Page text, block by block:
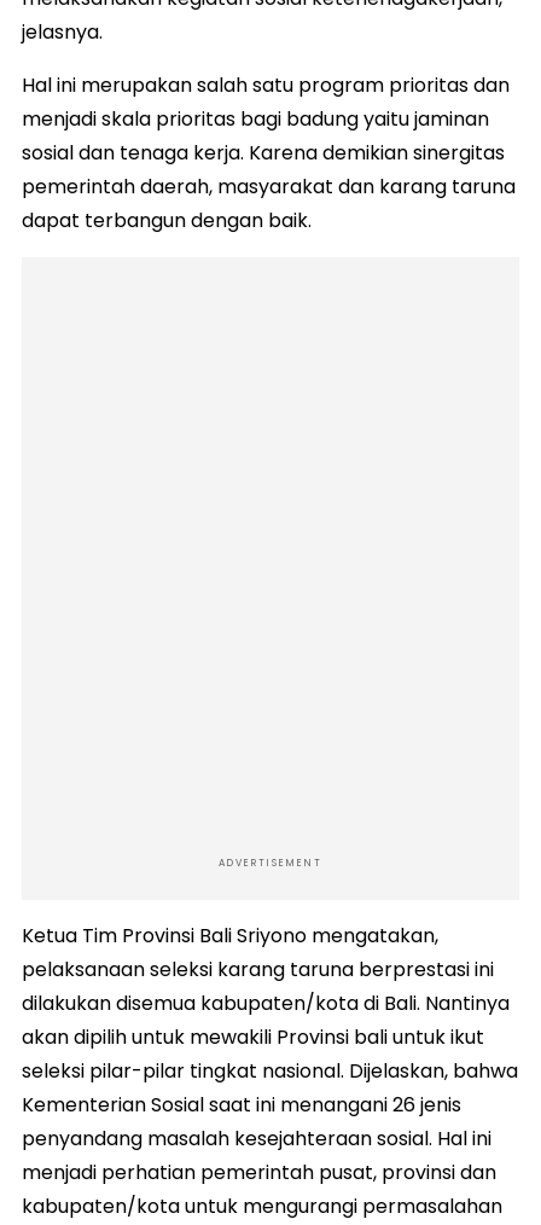
jelasnya.
Hal ini merupakan salah satu program prioritas dan
menjadi skala prioritas bagi badung yaitu jaminan
sosial dan tenaga kerja. Karena demikian sinergitas
pemerintah daerah, masyarakat dan karang taruna
dapat terbangun dengan baik.
ADVERTISEMENT
Ketua Tim Provinsi Bali Sriyono mengatakan,
pelaksanaan seleksi karang taruna berprestasi ini
dilakukan disemua kabupaten/kota di Bali. Nantinya
akan dipilih untuk mewakili Provinsi bali untuk ikut
seleksi pilar-pilar tingkat nasional. Dijelaskan, bahwa
Kementerian Sosial saat ini menangani 26 jenis
penyandang masalah kesejahteraan sosial. Hal ini
menjadi perhatian pemerintah pusat, provinsi dan
kabupaten/kota untuk mengurangi permasalahan